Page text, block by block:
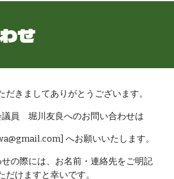
せ
だきましてありがとうございます。
議員 堀川友良へのお問い合わせは
へお願いいたします。
の際には、お名前・連絡先をご明記
だけますと幸いです。